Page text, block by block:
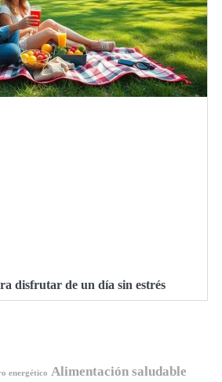
disfrutar de un día sin estrés
energético Alimentación saludable